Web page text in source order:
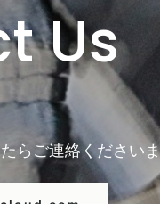
Us
ら ご連絡ください